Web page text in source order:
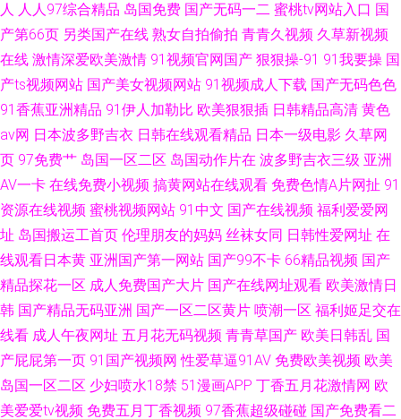
人 人人97综合精品 岛国免费 国产无码一二 蜜桃tv网站入口 国
产第66页 另类国产在线 熟女自拍偷拍 青青久视频 久草新视频
在线 激情深爱欧美激情 91视频官网国产 狠狠操-91 91我要操 国
产ts视频网站 国产美女视频网站 91视频成人下载 国产无码色色
91香蕉亚洲精品 91伊人加勒比 欧美狠狠插 日韩精品高清 黄色
av网 日本波多野吉衣 日韩在线观看精品 日本一级电影 久草网
页 97免费艹 岛国一区二区 岛国动作片在 波多野吉衣三级 亚洲
AV一卡 在线免费小视频 搞黄网站在线观看 免费色情A片网扯 91
资源在线视频 蜜桃视频网站 91中文 国产在线视频 福利爱爱网
址 岛国搬运工首页 伦理朋友的妈妈 丝袜女同 日韩性爱网址 在
线观看日本黄 亚洲国产第一网站 国产99不卡 66精品视频 国产
精品探花一区 成人免费国产大片 国产在线网址观看 欧美激情日
韩 国产精品无码亚洲 国产一区二区黄片 喷潮一区 福利姬足交在
线看 成人午夜网址 五月花无码视频 青青草国产 欧美日韩乱 国
产屁屁第一页 91国产视频网 性爱草逼91AV 免费欧美视频 欧美
岛国一区二区 少妇喷水18禁 51漫画APP 丁香五月花激情网 欧
美爱爱tv视频 免费五月丁香视频 97香蕉超级碰碰 国产免费看二